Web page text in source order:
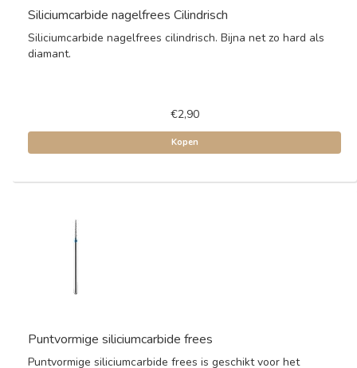
Siliciumcarbide nagelfrees Cilindrisch
Siliciumcarbide nagelfrees cilindrisch. Bijna net zo hard als
diamant.
€2,90
Kopen
Puntvormige siliciumcarbide frees
Puntvormige siliciumcarbide frees is geschikt voor het